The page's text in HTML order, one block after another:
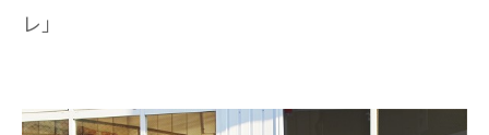
レ」